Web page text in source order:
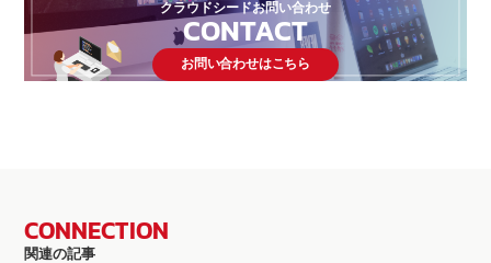
クラウドシードお問い合わせ
CONTACT
お問い合わせはこちら
CONNECTION
関連の記事